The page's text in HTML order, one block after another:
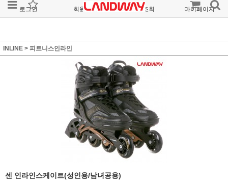
로그인 회원가입 주문조회 마이페이지
INLINE > 피트니스인라인
센 인라인스케이트(성인용/남녀공용)